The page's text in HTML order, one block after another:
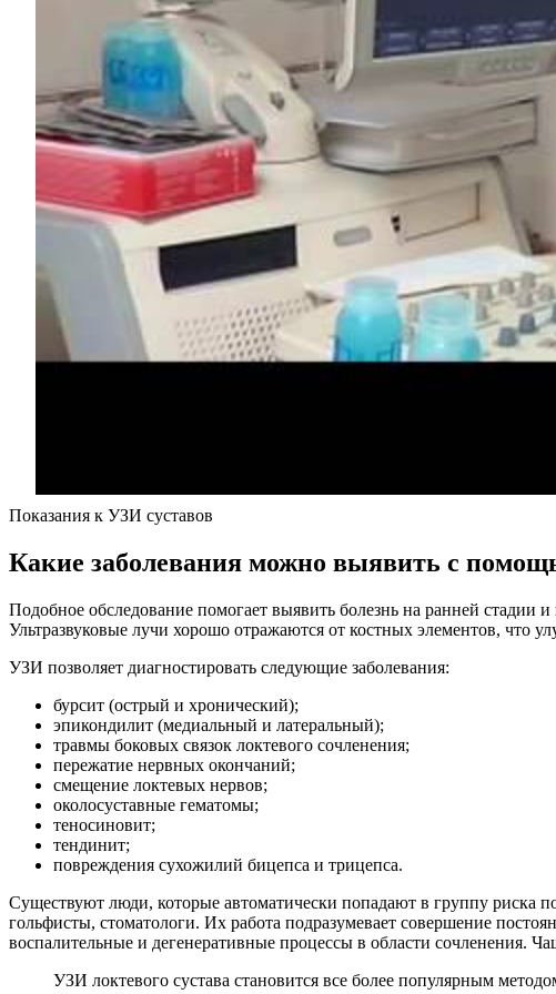
Показания к УЗИ суставов
Какие заболевания можно выявить с
Подобное обследование помогает выявить болезнь на ранней стадии
Ультразвуковые лучи хорошо отражаются от костных элементов, что
УЗИ позволяет диагностировать следующие заболевания:
бурсит (острый и хронический);
эпикондилит (медиальный и латеральный);
травмы боковых связок локтевого сочленения;
пережатие нервных окончаний;
смещение локтевых нервов;
околосуставные гематомы;
теносиновит;
тендинит;
повреждения сухожилий бицепса и трицепса.
Существуют люди, которые автоматически попадают в группу риска
гольфисты, стоматологи. Их работа подразумевает совершение
воспалительные и дегенеративные процессы в области сочленения.
УЗИ локтевого сустава становится все более популярным